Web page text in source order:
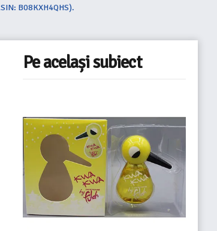
B08KXH4QHS).
Pe același subiect